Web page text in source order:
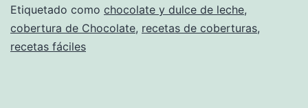
Etiquetado como chocolate y dulce de leche,
cobertura de Chocolate, recetas de coberturas,
recetas fáciles